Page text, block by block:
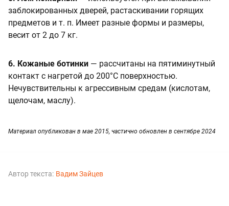
заблокированных дверей, растаскивании горящих
предметов и т. п. Имеет разные формы и размеры,
весит от 2 до 7 кг.
6. Кожаные ботинки — рассчитаны на пятиминутный
контакт с нагретой до 200°C поверхностью.
Нечувствительны к агрессивным средам (кислотам,
щелочам, маслу).
Материал опубликован в мае 2015, частично обновлен в сентябре 2024
Автор текста: Вадим Зайцев